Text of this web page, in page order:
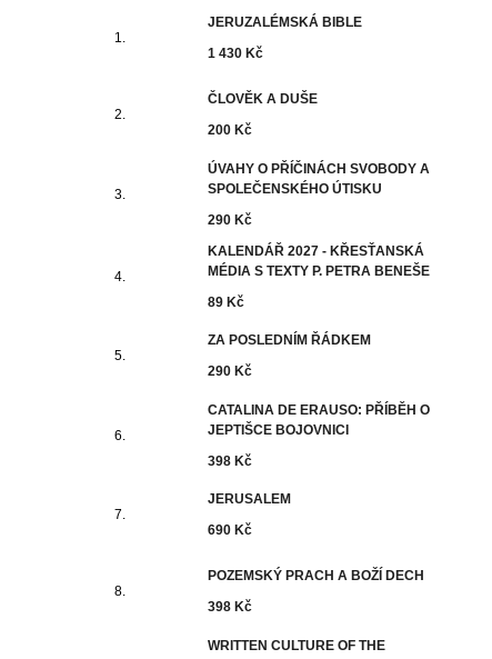
JERUZALÉMSKÁ BIBLE
1 430 Kč
ČLOVĚK A DUŠE
200 Kč
ÚVAHY O PŘÍČINÁCH SVOBODY A
SPOLEČENSKÉHO ÚTISKU
290 Kč
KALENDÁŘ 2027 - KŘESŤANSKÁ
MÉDIA S TEXTY P. PETRA BENEŠE
89 Kč
ZA POSLEDNÍM ŘÁDKEM
290 Kč
CATALINA DE ERAUSO: PŘÍBĚH O
JEPTIŠCE BOJOVNICI
398 Kč
JERUSALEM
690 Kč
POZEMSKÝ PRACH A BOŽÍ DECH
398 Kč
WRITTEN CULTURE OF THE